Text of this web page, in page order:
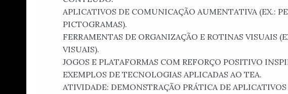
APLICATIVOS DE COMUNICAÇÃO AUMENTATIVA (EX.:
PICTOGRAMAS).
FERRAMENTAS DE ORGANIZAÇÃO E ROTINAS VISUAIS
VISUAIS).
JOGOS E PLATAFORMAS COM REFORÇO POSITIVO
EXEMPLOS DE TECNOLOGIAS APLICADAS AO TEA.
ATIVIDADE: DEMONSTRAÇÃO PRÁTICA DE APLICATIVOS